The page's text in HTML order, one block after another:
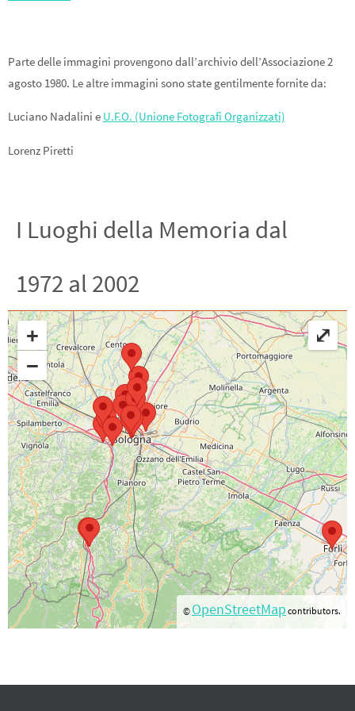
Parte delle immagini provengono dall’archivio dell’Associazione 2
agosto 1980. Le altre immagini sono state gentilmente fornite da:
Luciano Nadalini e U.F.O. (Unione Fotografi Organizzati)
Lorenz Piretti
I Luoghi della Memoria dal
1972 al 2002
+
−
© OpenStreetMap contributors.
⤢